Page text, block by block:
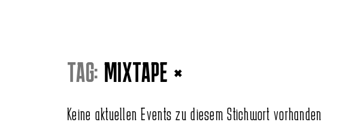
TAG: MIXTAPE ×
Keine aktuellen Events zu diesem Stichwort vorhanden